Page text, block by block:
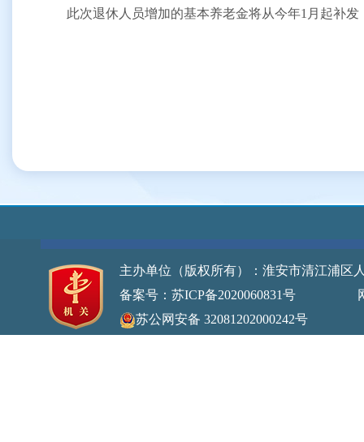
此次退休人员增加的基本养老金将从今年1月起补
主办单位（版权所有）：淮安市清江浦
备案号：苏ICP备2020060831号
网站
苏公网安备 32081202000242号